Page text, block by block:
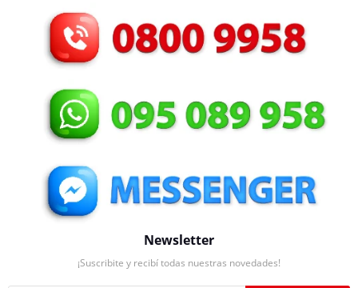
Newsletter
¡Suscribite y recibí todas nuestras novedades!